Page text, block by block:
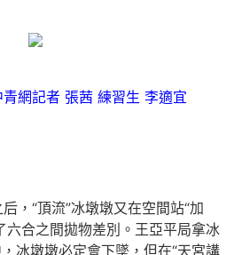
網記者 張茜 練習生 李適宜
后，“頂流”冰墩墩又在空間站“加
六合之間拋物差別。王亞平局拿冰
冰墩墩必定會下墜，但在“天宮講